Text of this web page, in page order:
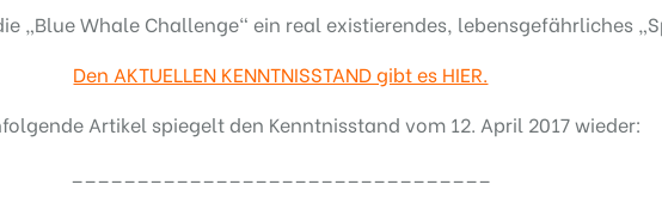
„Blue Whale Challenge“ ein real existierendes, lebensgefährliches
Den AKTUELLEN KENNTNISSTAND gibt es HIER.
Artikel spiegelt den Kenntnisstand vom 12. April 2017 wieder: